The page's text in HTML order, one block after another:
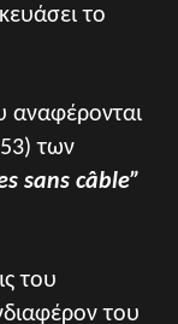
το
αναφέρονται
των
sans câble”
του
του